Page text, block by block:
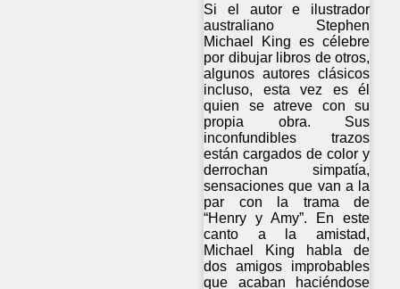
Si el autor e ilustrador
australiano Stephen
Michael King es célebre
por dibujar libros de otros,
algunos autores clásicos
incluso, esta vez es él
quien se atreve con su
propia obra. Sus
inconfundibles trazos
están cargados de color y
derrochan simpatía,
sensaciones que van a la
par con la trama de
“Henry y Amy”. En este
canto a la amistad,
Michael King habla de
dos amigos improbables
que acaban haciéndose